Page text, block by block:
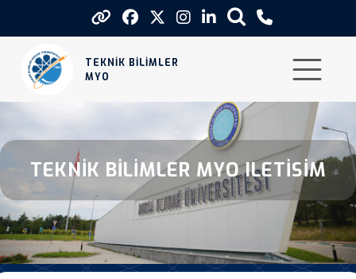
TEKNİK BİLİMLER
MYO
İletisim
TEKNIK BILIMLER MYO ILETISIM